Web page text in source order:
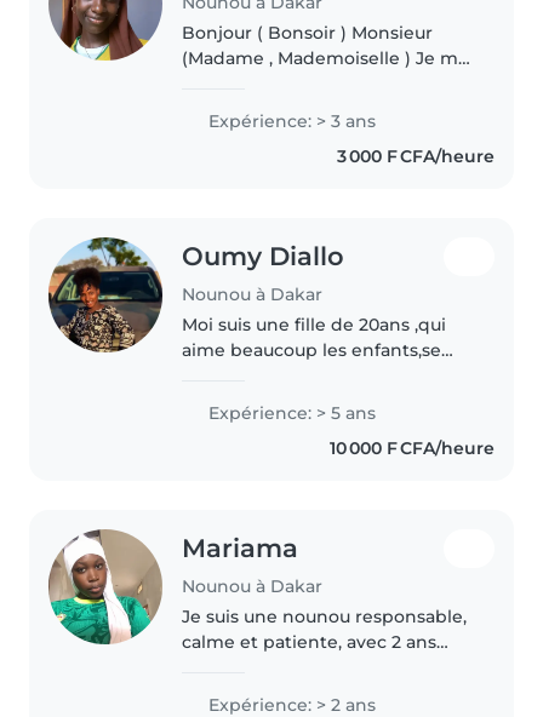
Bonjour ( Bonsoir ) Monsieur
(Madame , Mademoiselle ) Je me
suis étudiante en première
année et j'ai terminé mes
examens . Je suis une personne
Expérience: > 3 ans
3 000 F CFA/heure
Oumy Diallo
Nounou à Dakar
Moi suis une fille de 20ans ,qui
aime beaucoup les enfants,se
travail de nounou depuis mn
première année de collège,
pendant les vacances j fais cette..
Expérience: > 5 ans
10 000 F CFA/heure
Mariama
Nounou à Dakar
Je suis une nounou responsable,
calme et patiente, avec 2 ans
principalement avec des tout-
Expérience: > 2 ans